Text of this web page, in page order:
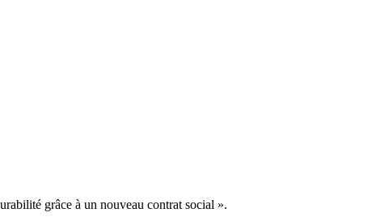
grâce à un nouveau contrat social ».